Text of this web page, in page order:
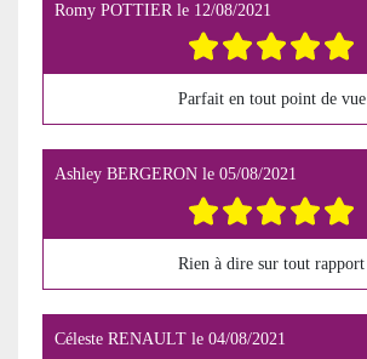
Romy POTTIERle 12/08/2021
Parfait en tout point de vue
Ashley BERGERON le 05/08/2021
Rien à dire sur tout rapport
Céleste RENAULT le 04/08/2021